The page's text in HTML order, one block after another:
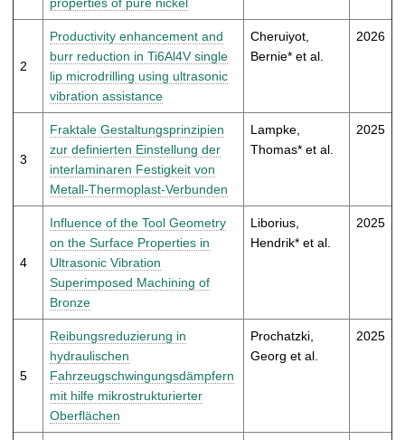
2
Productivity enhancement and
burr reduction in Ti6Al4V single
lip microdrilling using ultrasonic
vibration assistance
Cheruiyot,
Bernie* et al.
2026
3
Fraktale Gestaltungsprinzipien
zur definierten Einstellung der
interlaminaren Festigkeit von
Metall-Thermoplast-Verbunden
Lampke,
Thomas* et al.
2025
4
Influence of the Tool Geometry
on the Surface Properties in
Ultrasonic Vibration
Superimposed Machining of
Bronze
Liborius,
Hendrik* et al.
2025
5
Reibungsreduzierung in
hydraulischen
Fahrzeugschwingungsdämpfern
mit hilfe mikrostrukturierter
Oberflächen
Prochatzki,
Georg et al.
2025